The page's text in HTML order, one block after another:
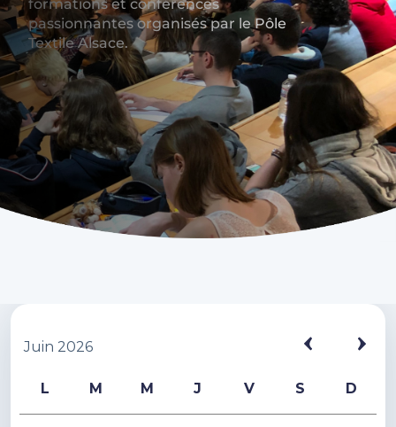
formations et conférences
passionnantes organisés par le Pôle
Textile Alsace.
Juin 2026
L M M J V S D